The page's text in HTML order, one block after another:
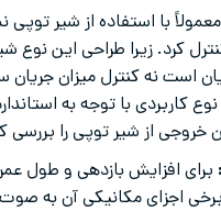
معمولاً با استفاده از شیر توپی
کرد. زیرا طراحی این نوع
است نه کنترل میزان جریان
کاربردی با توجه به
از شیر توپی را بررسی
برای افزایش بازدهی و طول
اجزای مکانیکی آن به